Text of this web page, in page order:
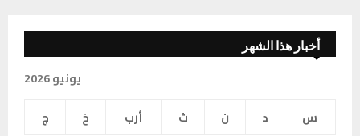
أخبار هذا الشهر
يونيو 2026
س
د ن ث أرب خ
ج